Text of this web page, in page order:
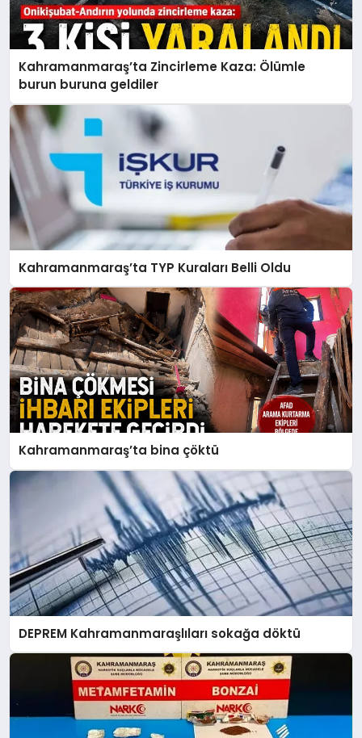
Kahramanmaraş’ta Zincirleme Kaza: Ölümle
burun buruna geldiler
Kahramanmaraş’ta TYP Kuraları Belli Oldu
Kahramanmaraş’ta bina çöktü
DEPREM Kahramanmaraşlıları sokağa döktü